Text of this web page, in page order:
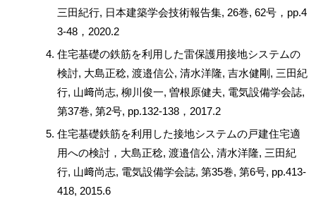
三田紀行, 日本建築学会技術報告集, 26巻, 62号，pp.4
3-48，2020.2
住宅基礎の鉄筋を利用した雷保護用接地システムの
検討, 大島正稔, 渡邉信公, 清水洋隆, 吉水健剛, 三田紀
行, 山﨑尚志, 柳川俊一, 曽根原健夫, 電気設備学会誌,
第37巻, 第2号, pp.132-138，2017.2
住宅基礎鉄筋を利用した接地システムの戸建住宅適
用への検討，大島正稔, 渡邉信公, 清水洋隆, 三田紀
行, 山﨑尚志, 電気設備学会誌, 第35巻, 第6号, pp.413-
418, 2015.6